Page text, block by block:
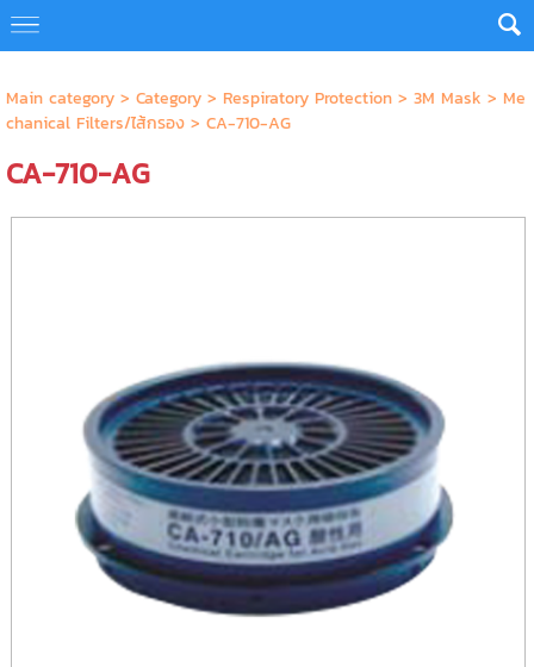
Main category> Category> Respiratory Protection> 3M Mask > Me
chanical Filters/ไส้กรอง> CA-710-AG
CA-710-AG